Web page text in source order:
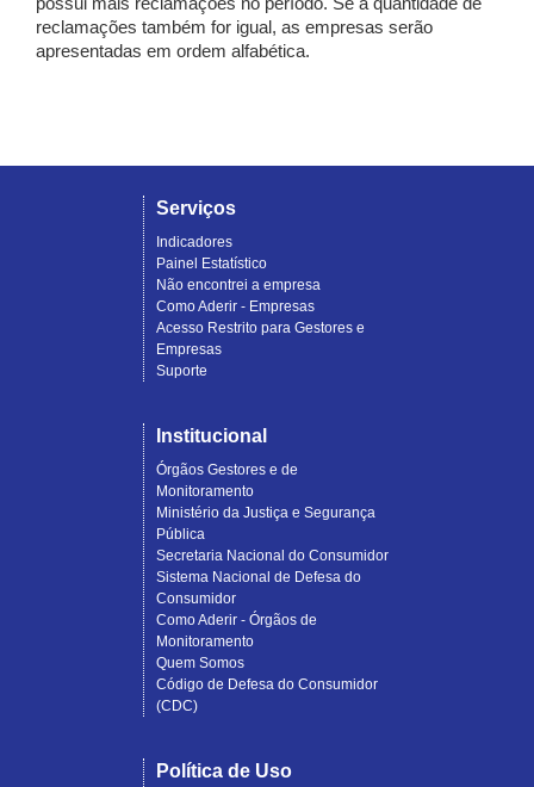
possui mais reclamações no período. Se a quantidade de
reclamações também for igual, as empresas serão
apresentadas em ordem alfabética.
Serviços
Indicadores
Painel Estatístico
Não encontrei a empresa
Como Aderir - Empresas
Acesso Restrito para Gestores e
Empresas
Suporte
Institucional
Órgãos Gestores e de
Monitoramento
Ministério da Justiça e Segurança
Pública
Secretaria Nacional do Consumidor
Sistema Nacional de Defesa do
Consumidor
Como Aderir - Órgãos de
Monitoramento
Quem Somos
Código de Defesa do Consumidor
(CDC)
Política de Uso